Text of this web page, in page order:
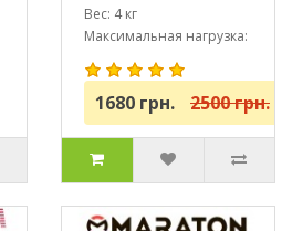
Вес: 4 кг
Максимальная нагрузка:
до 100 кг
1680 грн. 2500 грн.